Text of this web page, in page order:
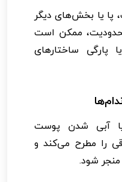
پا یا بخش‌های دیگر
ممکن است
ساختارهای
آبی شدن پوست
را مطرح می‌کند و
شود.